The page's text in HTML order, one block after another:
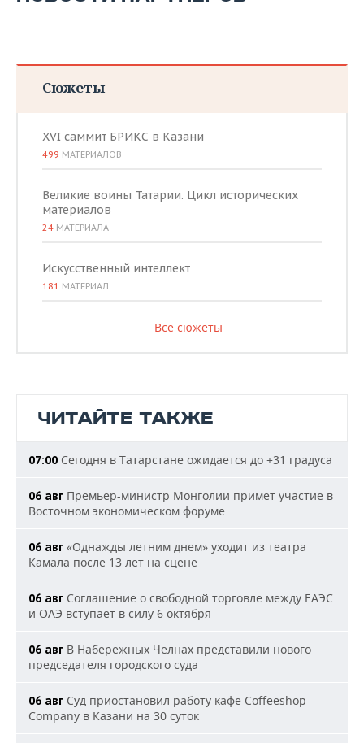
Сюжеты
XVI саммит БРИКС в Казани
499 МАТЕРИАЛОВ
Великие воины Татарии. Цикл исторических
материалов
24 МАТЕРИАЛА
Искусственный интеллект
181 МАТЕРИАЛ
Все сюжеты
ЧИТАЙТЕ ТАКЖЕ
07:00 Сегодня в Татарстане ожидается до +31 градуса
06 авг Премьер-министр Монголии примет участие в
Восточном экономическом форуме
06 авг «Однажды летним днем» уходит из театра
Камала после 13 лет на сцене
06 авг Соглашение о свободной торговле между ЕАЭС
и ОАЭ вступает в силу 6 октября
06 авг В Набережных Челнах представили нового
председателя городского суда
06 авг Суд приостановил работу кафе Coffeeshop
Company в Казани на 30 суток